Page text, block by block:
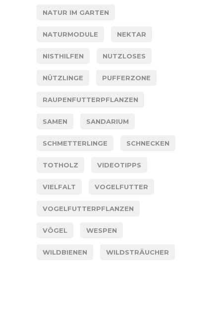
NATUR IM GARTEN
NATURMODULE NEKTAR
NISTHILFEN NUTZLOSES
NÜTZLINGE PUFFERZONE
RAUPENFUTTERPFLANZEN
SAMEN SANDARIUM
SCHMETTERLINGE SCHNECKEN
TOTHOLZ VIDEOTIPPS
VIELFALT VOGELFUTTER
VOGELFUTTERPFLANZEN
VÖGEL WESPEN
WILDBIENEN WILDSTRÄUCHER